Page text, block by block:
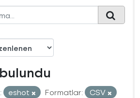
eshot Formatlar:
CSV